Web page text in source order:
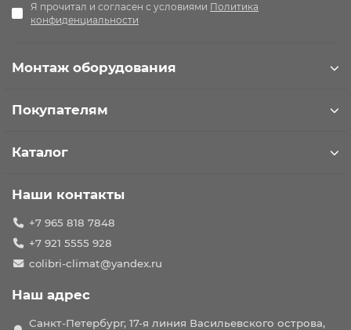
Я прочитал и согласен с условиями Политика
конфиденциальности
Монтаж оборудования
Покупателям
Каталог
Наши контакты
+7 965 818 7848
+7 921 5555 928
colibri-climat@yandex.ru
Наш адрес
Санкт-Петербург, 17-я линия Васильевского острова,